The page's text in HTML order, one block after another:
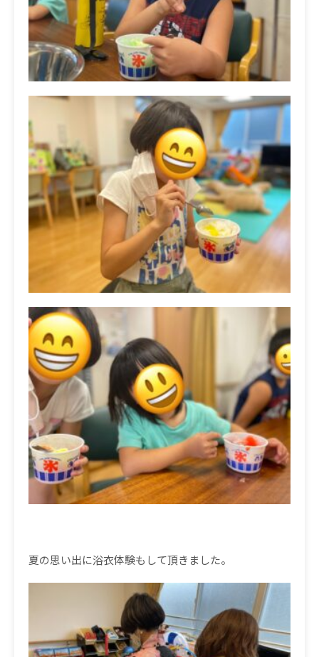
夏の思い出に浴衣体験もして頂きました。